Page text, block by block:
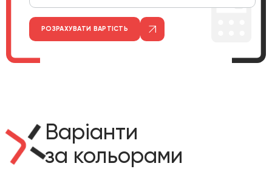
РОЗРАХУВАТИ ВАРТІСТЬ
Варіанти
за кольорами